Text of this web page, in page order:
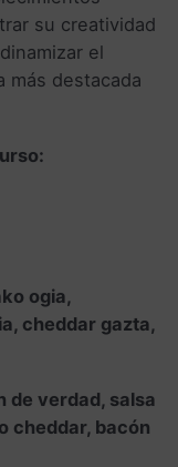
su creatividad
el
más destacada
ogia,
cheddar gazta,
de verdad, salsa
cheddar, bacón